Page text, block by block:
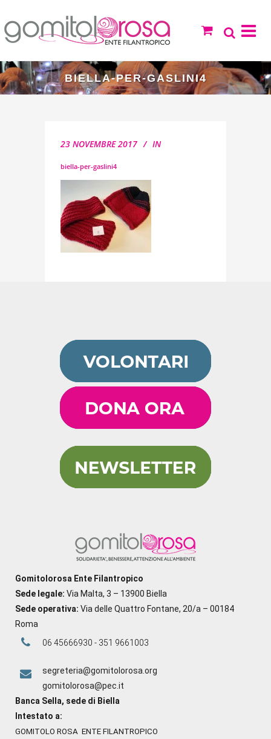
BIELLA-PER-GASLINI4
23 NOVEMBRE 2017 IN
biella-per-gaslini4
Gomitolorosa Ente Filantropico
Sede legale: Via Malta, 3 – 13900 Biella
Sede operativa: Via delle Quattro Fontane, 20/a – 00184
Roma
06 45666930 - 351 9661003
segreteria@gomitolorosa.org
gomitolorosa@pec.it
Banca Sella, sede di Biella
Intestato a:
GOMITOLO ROSA ENTE FILANTROPICO